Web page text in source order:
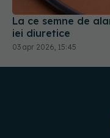
La ce semne de
iei diuretice
03 apr 2026, 15:45